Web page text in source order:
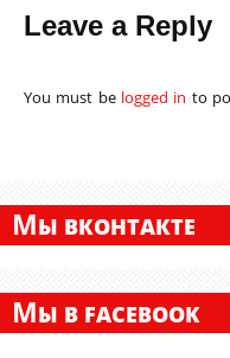
Leave a Reply
You must be logged in to
МЫ ВКОНТАКТЕ
МЫ В FACEBOOK